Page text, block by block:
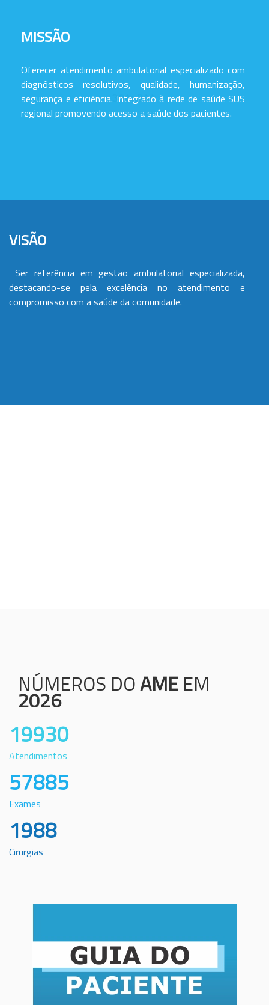
MISSÃO
Oferecer atendimento ambulatorial especializado com
diagnósticos resolutivos, qualidade, humanização,
segurança e eficiência. Integrado à rede de saúde SUS
regional promovendo acesso a saúde dos pacientes.
VISÃO
Ser referência em gestão ambulatorial especializada,
destacando-se pela excelência no atendimento e
compromisso com a saúde da comunidade.
NÚMEROS DOAME EM
2026
19930
Atendimentos
57885
Exames
1988
Cirurgias